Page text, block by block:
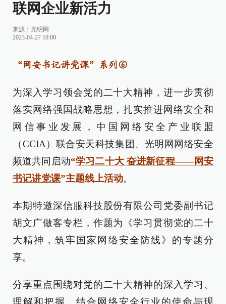
联网企业新活力
来源： 光明网
2023-04-27 10:00
“网安书记讲党课”系列⑥
为深入学习领会党的二十大精神，进一步贯彻
落实网络强国战略思想，扎实推进网络安全和
网信事业发展，中国网络安全产业联盟
（CCIA）联合安天科技集团、光明网网络安全
频道共同启动“学习二十大 奋进新征程——网安
书记讲党课”主题线上活动。
本期特邀深信服科技股份有限公司党委副书记
胡文广做客专栏，作题为《学习贯彻党的二十
大精神，筑牢国家网络安全防线》的专题分
享。
分享重点围绕对党的二十大精神的深入学习、
理解和把握，结合网络安全行业的使命与现